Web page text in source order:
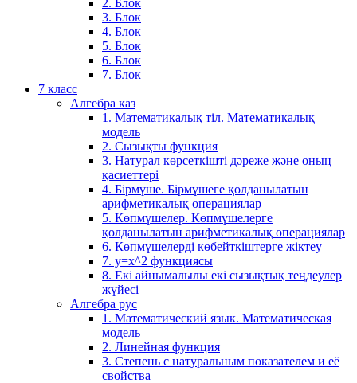
3. Блок
4. Блок
5. Блок
6. Блок
7. Блок
7 класс
Алгебра каз
1. Математикалық тіл. Математикалық
модель
2. Сызықты функция
3. Натурал көрсеткішті дәреже және оның
қасиеттері
4. Бірмүше. Бірмүшеге қолданылатын
арифметикалық операциялар
5. Көпмүшелер. Көпмүшелерге
қолданылатын арифметикалық операциялар
6. Көпмүшелерді көбейткіштерге жіктеу
7. у=х^2 функциясы
8. Екі айнымалылы екі сызықтық теңдеулер
жүйесі
Алгебра рус
1. Математический язык. Математическая
модель
2. Линейная функция
3. Степень с натуральным показателем и её
свойства